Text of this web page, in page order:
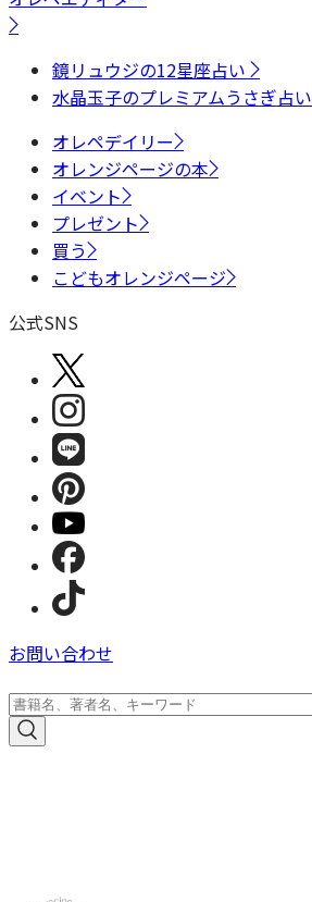
鏡リュウジの12星座占い
水晶玉子のプレミアムうさぎ占い
オレペデイリー
オレンジページの本
イベント
プレゼント
買う
こどもオレンジページ
公式SNS
お問い合わせ